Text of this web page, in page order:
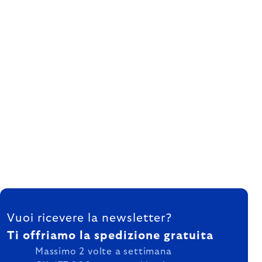
FOOTER
Vuoi ricevere la newsletter?
Ti offriamo la spedizione gratuita
Massimo 2 volte a settimana